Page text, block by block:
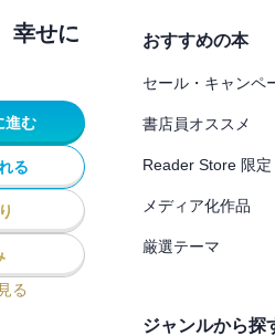
幸せに
進む
る
る
おすすめの本
セール・キャンペ
書店員オススメ
Reader Store 限定
メディア化作品
厳選テーマ
ジャンルから探